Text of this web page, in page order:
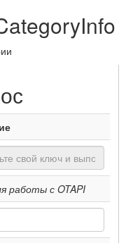
работы с OTAPI